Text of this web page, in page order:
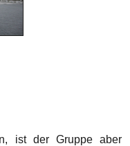
ist der Gruppe aber